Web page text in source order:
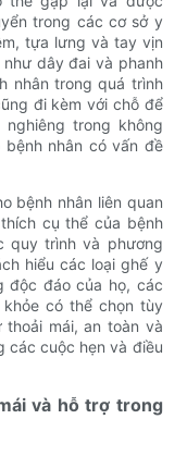
trong các cơ sở y
tựa lưng và tay vịn
dây đai và phanh
nhân trong quá trình
đi kèm với chỗ để
trong không
nhân có vấn đề
bệnh nhân liên quan
cụ thể của bệnh
quy trình và phương
hiểu các loại ghế y
độc đáo của họ, các
có thể chọn tùy
mái, an toàn và
các cuộc hẹn và điều
và hỗ trợ trong